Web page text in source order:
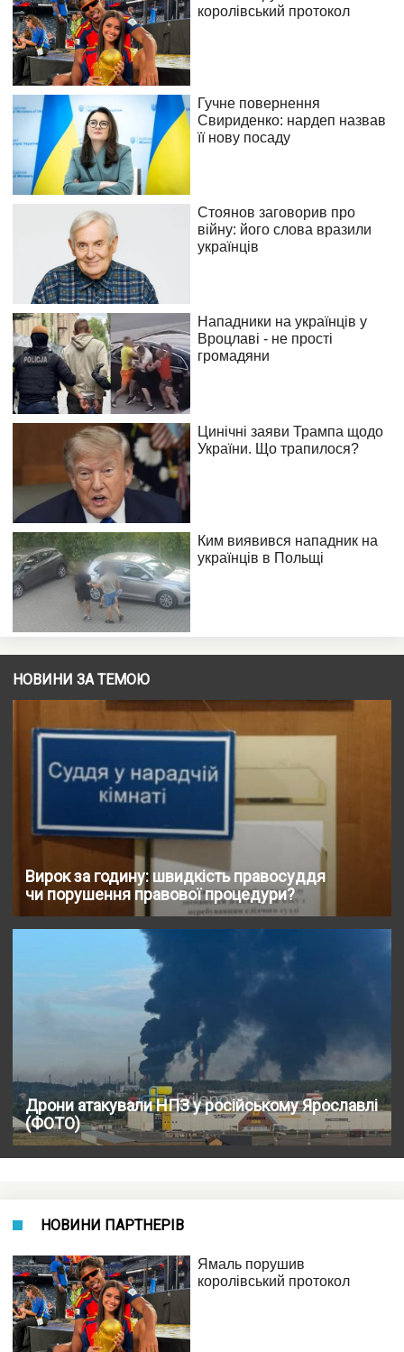
НОВИНИ ЗА ТЕМОЮ
Вирок за годину: швидкість правосуддя
чи порушення правової процедури?
Дрони атакували НПЗ у російському Ярославлі
(ФОТО)
НОВИНИ ПАРТНЕРІВ